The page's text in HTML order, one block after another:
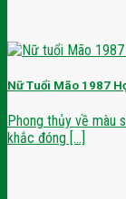
Nữ Tuổi Mão 1987
Phong thủy về màu
khắc đóng [...]